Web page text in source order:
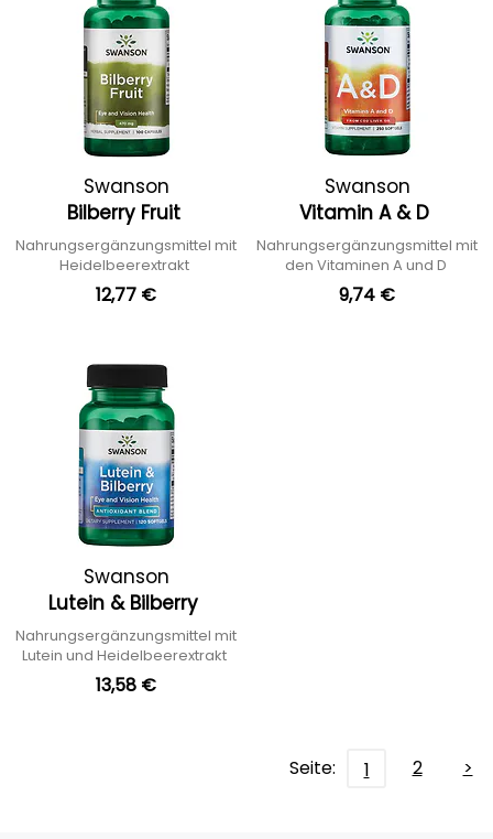
Swanson
Bilberry Fruit
Nahrungsergänzungsmittel mit
Heidelbeerextrakt
12,77 €
Swanson
Vitamin A & D
Nahrungsergänzungsmittel mit
den Vitaminen A und D
9,74 €
Swanson
Lutein & Bilberry
Nahrungsergänzungsmittel mit
Lutein und Heidelbeerextrakt
13,58 €
Seite: 1 2 >